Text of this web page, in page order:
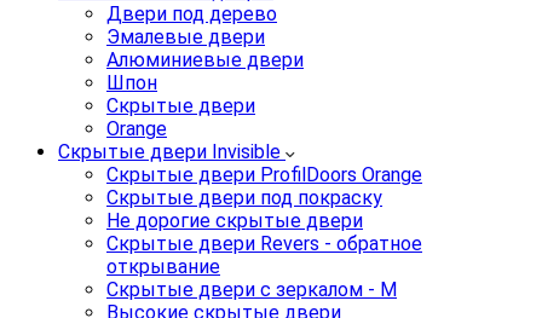
Двери под дерево
Эмалевые двери
Алюминиевые двери
Шпон
Скрытые двери
Orange
Скрытые двери Invisible
Скрытые двери ProfilDoors Orange
Скрытые двери под покраску
Не дорогие скрытые двери
Скрытые двери Revers - обратное
открывание
Скрытые двери с зеркалом - M
Высокие скрытые двери